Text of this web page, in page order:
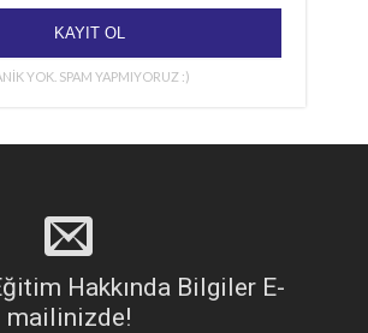
YOK. SPAM YAPMIYORUZ :)
Hakkında Bilgiler E-
mailinizde!